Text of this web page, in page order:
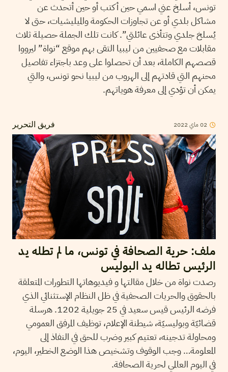
تونس، أسلخ عني اسمي حين أكتب أو حين أتحدث عن
مشاكل بلدي أو عن تجاوزات الحكومة والميليشيات، حتى لا
يُسلخ جلدي وتتأذى عائلتي”. كانت تلك الجملة حصيلة ثلاث
مقابلات مع صحفيين من ليبيا التقى بهم موقع “نواة” ليرووا
قصصهم الكاملة، بعد أن تحصلوا على وعد باجتزاء تفاصيل
محنهم التي قادتهم إلى الهروب من ليبيا نحو تونس، والتي
يمكن أن تؤدي إلى معرفة هوياتهم.
فريق التحرير 02ماي2022
ملف: حرية الصحافة في تونس، ما لم تطله يد
الرئيس تطاله يد البوليس
رصدت نواة من خلال مقالتها و فيديوهاتها التطورات المتعلقة
بالحقوق والحريات الصحفية في ظل النظام الإستثنائي الذي
فرضه الرئيس قيس سعيد في 25 جويلية 1202. هرسلة
قضائيّة وبوليسيّة، شيطنة الإعلام، توظيف المرفق العمومي
ومحاولة تدجينه، تعتيم كبير وضرب للحق في النفاذ إلى
المعلومة… وجب الوقوف وتشخيص هذا الوضع الخطير، اليوم،
في اليوم العالمي لحرية الصحافة.